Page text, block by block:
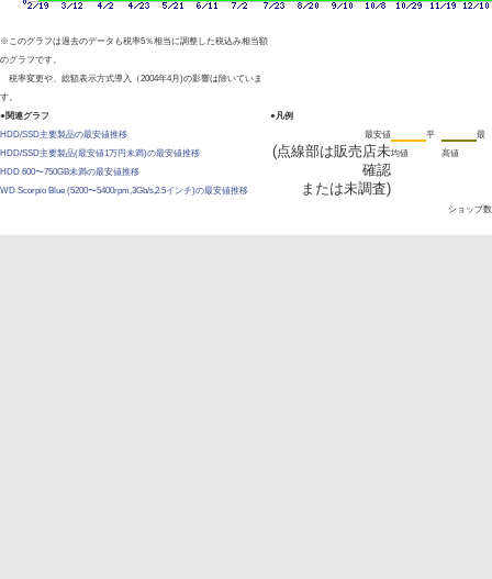
※このグラフは過去のデータも税率5％相当に調整した税込み相当額
のグラフです。
税率変更や、総額表示方式導入（2004年4月)の影響は除いていま
す。
●関連グラフ
HDD/SSD主要製品の最安値推移
HDD/SSD主要製品(最安値1万円未満)の最安値推移
HDD 600〜750GB未満の最安値推移
WD Scorpio Blue (5200〜5400rpm,3Gb/s,2.5インチ)の最安値推移
●凡例
最安値
(点線部は販売店未
確認
または未調査)
平
均値
最
高値
ショップ数